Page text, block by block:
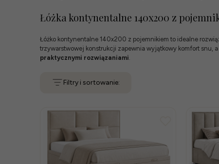
Łóżka kontynentalne 140x200 z
Łóżko kontynentalne 140x200 z pojemnikiem to idealne
trzywarstwowej konstrukcji zapewnia wyjątkowy komfort snu,
praktycznymi rozwiązaniami
Filtry i sortowanie: